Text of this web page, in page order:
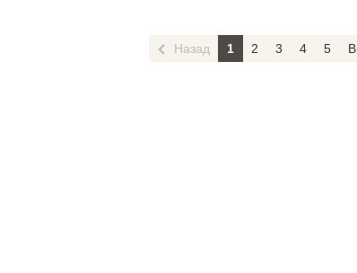
Назад 1 2 3 4 5